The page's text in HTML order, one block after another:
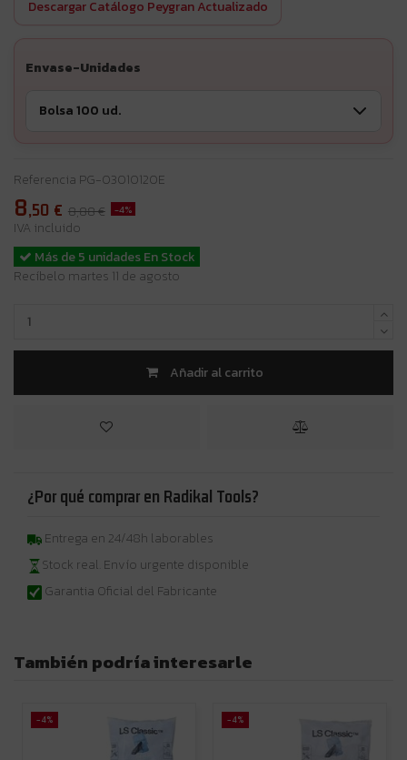
Descargar Catálogo Peygran Actualizado
Envase-Unidades
Referencia PG-03010120E
8,50 € 8,88 € -4%
IVA incluido
Más de 5 unidades En Stock
Recíbelo martes 11 de agosto
Añadir al carrito
¿Por qué comprar en Radikal Tools?
Entrega en 24/48h laborables
Stock real. Envío urgente disponible
Garantia Oficial del Fabricante
También podría interesarle
-4% -4%